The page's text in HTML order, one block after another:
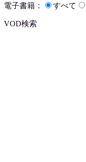
電子書籍：
すべて
VOD検索